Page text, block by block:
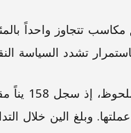
تتجاوز واحداً
وأدى صعود